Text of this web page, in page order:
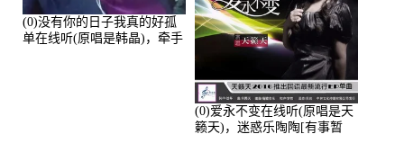
(0)没有你的日子我真的好孤
单在线听(原唱是韩晶)，牵手
(0)爱永不变在线听(原唱是天
籁天)，迷惑乐陶陶[有事暂